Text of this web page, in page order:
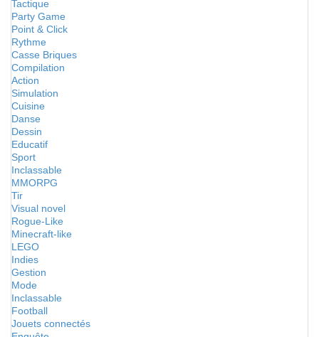
Tactique
Party Game
Point & Click
Rythme
Casse Briques
Compilation
Action
Simulation
Cuisine
Danse
Dessin
Educatif
Sport
Inclassable
MMORPG
Tir
Visual novel
Rogue-Like
Minecraft-like
LEGO
Indies
Gestion
Mode
Inclassable
Football
Jouets connectés